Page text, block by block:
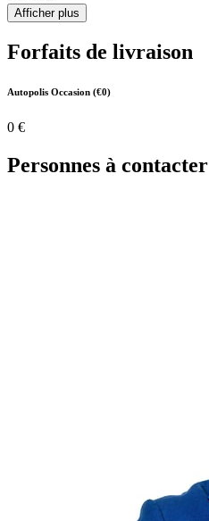
Afficher plus
Forfaits de livraison
Autopolis Occasion (€0)
0 €
Personnes à contacter